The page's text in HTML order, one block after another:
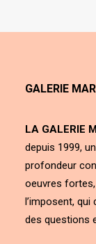
GALERIE
LA GALERIE
depuis 1999,
profondeur
oeuvres fortes,
l’imposent,
des questions